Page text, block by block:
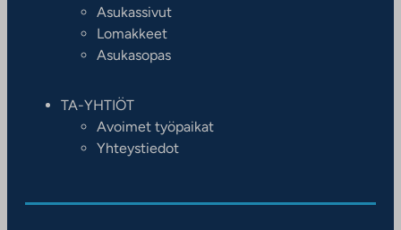
Asukassivut
Lomakkeet
Asukasopas
TA-YHTIÖT
Avoimet työpaikat
Yhteystiedot